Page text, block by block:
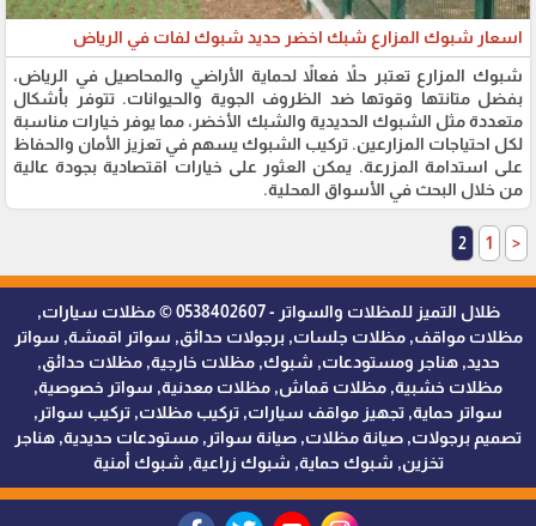
اسعار شبوك المزارع شبك اخضر حديد شبوك لفات في الرياض
شبوك المزارع تعتبر حلاً فعالاً لحماية الأراضي والمحاصيل في الرياض،
بفضل متانتها وقوتها ضد الظروف الجوية والحيوانات. تتوفر بأشكال
متعددة مثل الشبوك الحديدية والشبك الأخضر، مما يوفر خيارات مناسبة
لكل احتياجات المزارعين. تركيب الشبوك يسهم في تعزيز الأمان والحفاظ
على استدامة المزرعة. يمكن العثور على خيارات اقتصادية بجودة عالية
من خلال البحث في الأسواق المحلية.
<
1
2
ظلال التميز للمظلات والسواتر - 0538402607 © مظلات سيارات,
مظلات مواقف, مظلات جلسات, برجولات حدائق, سواتر اقمشة, سواتر
حديد, هناجر ومستودعات, شبوك, مظلات خارجية, مظلات حدائق,
مظلات خشبية, مظلات قماش, مظلات معدنية, سواتر خصوصية,
سواتر حماية, تجهيز مواقف سيارات, تركيب مظلات, تركيب سواتر,
تصميم برجولات, صيانة مظلات, صيانة سواتر, مستودعات حديدية, هناجر
تخزين, شبوك حماية, شبوك زراعية, شبوك أمنية